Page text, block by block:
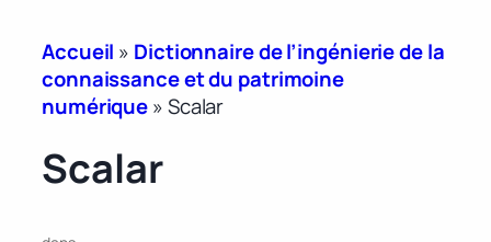
Accueil » Dictionnaire de l’ingénierie de la
connaissance et du patrimoine
numérique»Scalar
Scalar